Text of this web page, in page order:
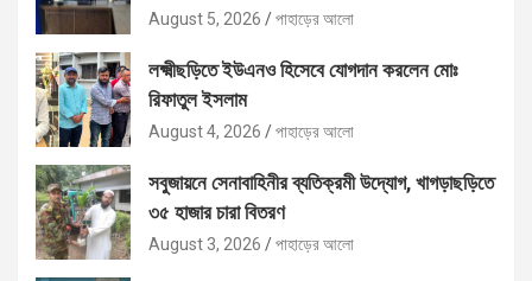
August 5, 2026 পাহাড়ের আলো
লক্ষ্মীছড়িতে ইউএনও হিসেবে যোগদান করলেন মোঃ
রিফাতুল ইসলাম
August 4, 2026 পাহাড়ের আলো
সবুজায়নে সেনাবাহিনীর ব্যতিক্রমী উদ্যোগ, খাগড়াছড়িতে
৩৫ হাজার চারা বিতরণ
August 3, 2026 পাহাড়ের আলো